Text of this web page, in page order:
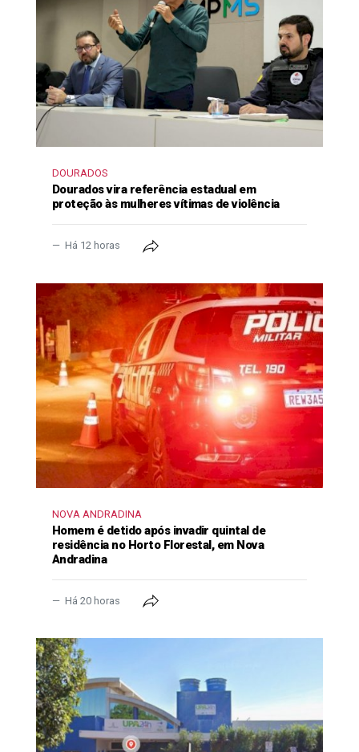
DOURADOS
Dourados vira referência estadual em
proteção às mulheres vítimas de violência
Há 12 horas
NOVA ANDRADINA
Homem é detido após invadir quintal de
residência no Horto Florestal, em Nova
Andradina
Há 20 horas